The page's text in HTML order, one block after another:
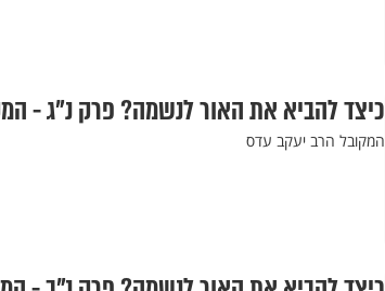
כיצד להביא את האור לנשמה? פרק נ"ג -
המקובל הרב יעקב עדס